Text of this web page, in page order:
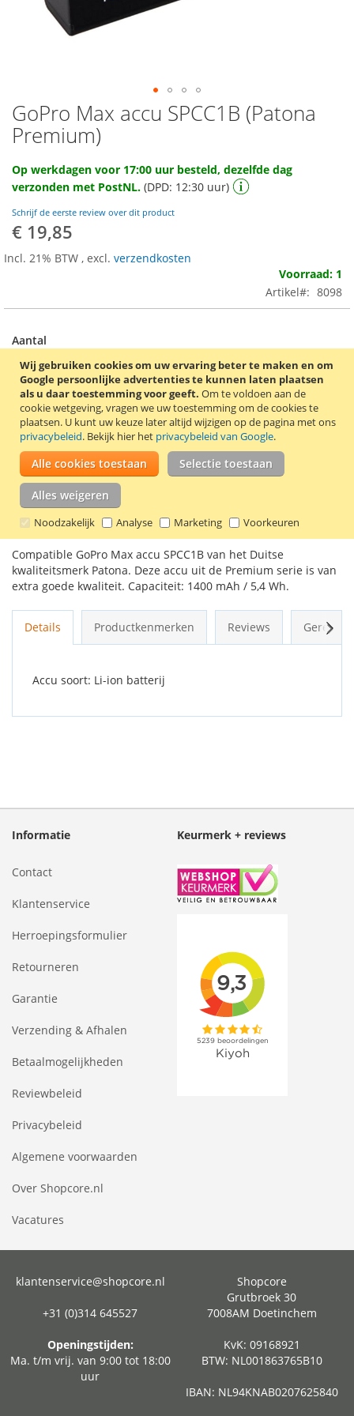
Wij gebruiken cookies om uw ervaring beter te maken en om
Google persoonlijke advertenties te kunnen laten plaatsen
als u daar toestemming voor geeft. Om te voldoen aan de
cookie wetgeving, vragen we uw toestemming om de cookies te
plaatsen. U kunt uw keuze later altijd wijzigen op de pagina met ons
privacybeleid. Bekijk hier het privacybeleid van Google.
Alle cookies toestaan Selectie toestaan
Alles weigeren
Noodzakelijk Analyse Marketing Voorkeuren
Ga
naar
het
van
de
gallerij
GoPro Max accu SPCC1B (Patona
Premium)
Op werkdagen voor 17:00 uur besteld, dezelfde dag
verzonden met PostNL. (DPD: 12:30 uur)
Schrijf de eerste review over dit product
€ 19,85
Incl. 21% BTW , excl. verzendkosten
Voorraad: 1
Artikel
8098
Aantal
In Winkelwagen
VOEG TOE AAN VERLANGLIJST
TOEVOEGEN OM TE VERGELIJKEN
Compatible GoPro Max accu SPCC1B van het Duitse
kwaliteitsmerk Patona. Deze accu uit de Premium serie is van
extra goede kwaliteit. Capaciteit: 1400 mAh / 5,4 Wh.
Details Productkenmerken Reviews
Accu soort: Li-ion batterij
Informatie
Contact
Klantenservice
Herroepingsformulier
Retourneren
Garantie
Verzending & Afhalen
Betaalmogelijkheden
Reviewbeleid
Privacybeleid
Algemene voorwaarden
Over Shopcore.nl
Vacatures
Keurmerk + reviews
klantenservice@shopcore.nl
+31 (0)314 645527
Openingstijden:
Ma. t/m vrij. van 9:00 tot 18:00
uur
Shopcore
Grutbroek 30
7008AM Doetinchem
KvK: 09168921
BTW: NL001863765B10
IBAN: NL94KNAB0207625840